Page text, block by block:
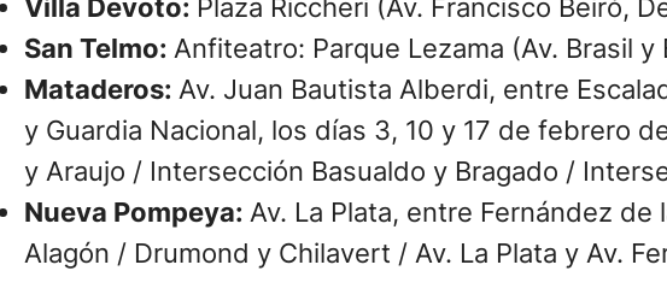
Villa Devoto: Plaza Riccheri (Av. Francisco Beiró,
San Telmo: Anfiteatro: Parque Lezama (Av. Brasil
Mataderos: Av. Juan Bautista Alberdi, entre
y Guardia Nacional, los días 3, 10 y 17 de febrero
y Araujo / Intersección Basualdo y Bragado /
Nueva Pompeya: Av. La Plata, entre Fernández de
Alagón / Drumond y Chilavert / Av. La Plata y Av.